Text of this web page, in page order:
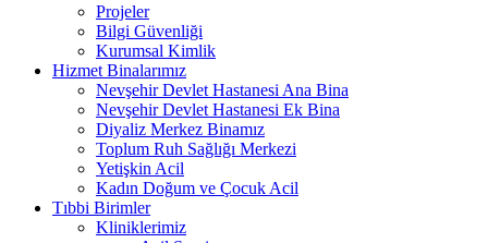
Projeler
Bilgi Güvenliği
Kurumsal Kimlik
Hizmet Binalarımız
Nevşehir Devlet Hastanesi Ana Bina
Nevşehir Devlet Hastanesi Ek Bina
Diyaliz Merkez Binamız
Toplum Ruh Sağlığı Merkezi
Yetişkin Acil
Kadın Doğum ve Çocuk Acil
Tıbbi Birimler
Kliniklerimiz